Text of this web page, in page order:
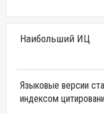
Наибольший ИЦ
Языковые версии
индексом